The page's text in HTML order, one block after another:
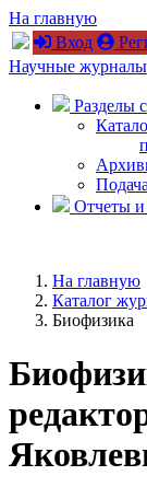
На главную
Вход
Научные журналы
Разделы
Отчеты и
На главную
Каталог
Биофизика